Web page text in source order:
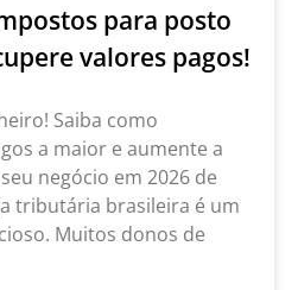
para posto
valores pagos!
Saiba como
a maior e aumente a
negócio em 2026 de
tributária brasileira é um
Muitos donos de